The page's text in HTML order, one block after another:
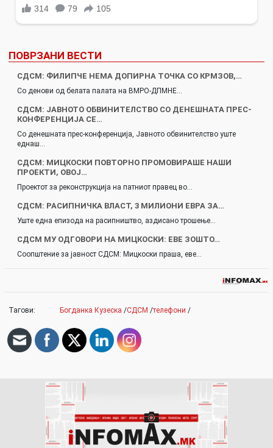
ПОВРЗАНИ ВЕСТИ
СДСМ: ФИЛИПЧЕ НЕМА ДОПИРНА ТОЧКА СО КРМЗОВ,…
Со денови од белата палата на ВМРО-ДПМНЕ…
СДСМ: ЈАВНОТО ОБВИНИТЕЛСТВО СО ДЕНЕШНАТА ПРЕС-
КОНФЕРЕНЦИЈА СЕ…
Со денешната прес-конференција, Јавното обвинителство уште
еднаш…
СДСМ: МИЦКОСКИ ПОВТОРНО ПРОМОВИРАШЕ НАШИ
ПРОЕКТИ, ОВОЈ…
Проектот за реконструкција на патниот правец во…
СДСМ: РАСИПНИЧКА ВЛАСТ, 3 МИЛИОНИ ЕВРА ЗА…
Уште една епизода на расипништво, аздисано трошење…
СДСМ МУ ОДГОВОРИ НА МИЦКОСКИ: ЕВЕ ЗОШТО…
Соопштение за јавност СДСМ: Мицкоски праша, еве…
Тагови: Богданка Кузеска /СДСМ /телефони /